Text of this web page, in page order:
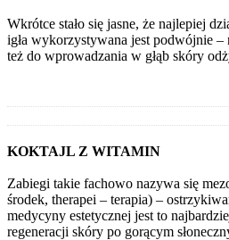
Wkrótce stało się jasne, że najlepiej
igła wykorzystywana jest podwójnie –
też do wprowadzania w głąb skóry
KOKTAJL Z WITAMIN
Zabiegi takie fachowo nazywa się
środek, therapei – terapia) –
medycyny estetycznej jest to
regeneracji skóry po gorącym